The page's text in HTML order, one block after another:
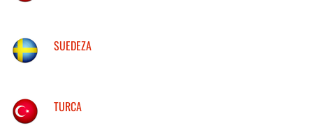
SUEDEZA
TURCA